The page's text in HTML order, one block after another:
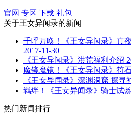
官网 专区 下载 礼包
关于王女异闻录的新闻
千呼万唤！《王女异闻录》真
2017-11-30
《王女异闻录》洪荒福利介绍
魔镜魔镜！《王女异闻录》符
《王女异闻录》深渊洞窟 探寻
羁绊！《王女异闻录》骑士试
热门新闻排行